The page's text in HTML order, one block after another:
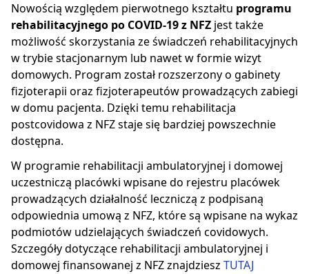
Nowością względem pierwotnego kształtu programu
rehabilitacyjnego po COVID-19 z NFZ jest także
możliwość skorzystania ze świadczeń rehabilitacyjnych
w trybie stacjonarnym lub nawet w formie wizyt
domowych. Program został rozszerzony o gabinety
fizjoterapii oraz fizjoterapeutów prowadzących zabiegi
w domu pacjenta. Dzięki temu rehabilitacja
postcovidowa z NFZ staje się bardziej powszechnie
dostępna.
W programie rehabilitacji ambulatoryjnej i domowej
uczestniczą placówki wpisane do rejestru placówek
prowadzących działalność leczniczą z podpisaną
odpowiednia umową z NFZ, które są wpisane na wykaz
podmiotów udzielających świadczeń covidowych.
Szczegóły dotyczące rehabilitacji ambulatoryjnej i
domowej finansowanej z NFZ znajdziesz TUTAJ